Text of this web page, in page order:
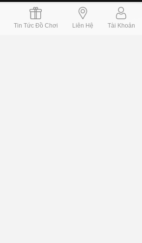
Tin Tức Đồ Chơi Liên Hệ Tài Khoản